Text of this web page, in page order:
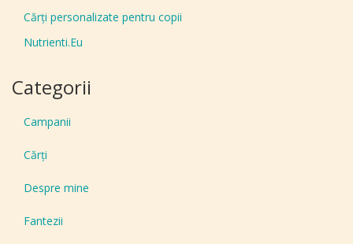
Cărți personalizate pentru copii
Nutrienti.Eu
Categorii
Campanii
Cărți
Despre mine
Fantezii